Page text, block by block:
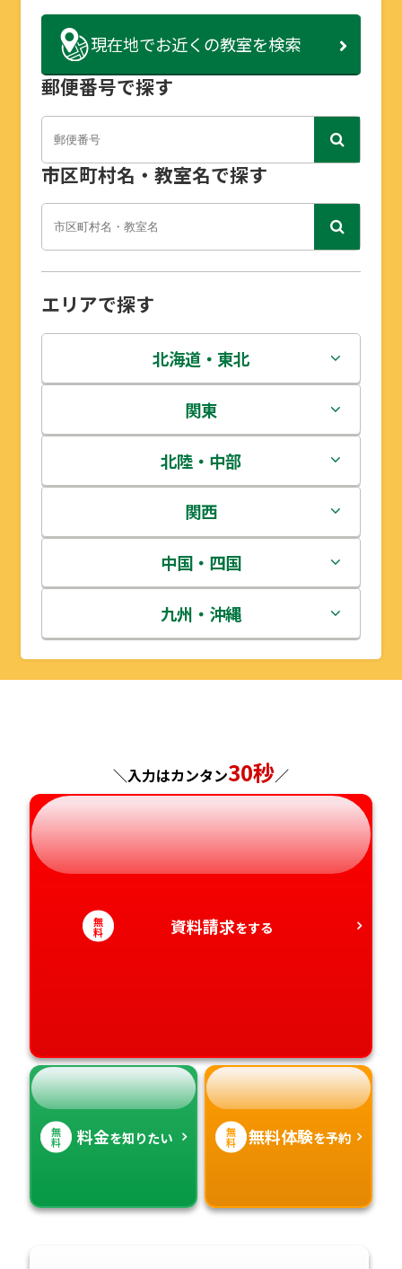
現在地でお近くの教室を検索
郵便番号で探す
市区町村名・教室名で探す
エリアで探す
北海道・東北
北海道
青森県
岩手県
宮城県
秋田県
山形県
関東
茨城県
栃木県
群馬県
埼玉県
千葉県
北陸・中部
新潟県
富山県
石川県
福井県
岐阜県
静岡県
関西
三重県
滋賀県
京都府
奈良県
和歌山県
中国・四国
鳥取県
島根県
山口県
徳島県
九州・沖縄
福岡県
熊本県
大分県
＼入力はカンタン30秒／
無
料 資料請求をする
無
料 料金を知りたい 無
料 無料体験を予約